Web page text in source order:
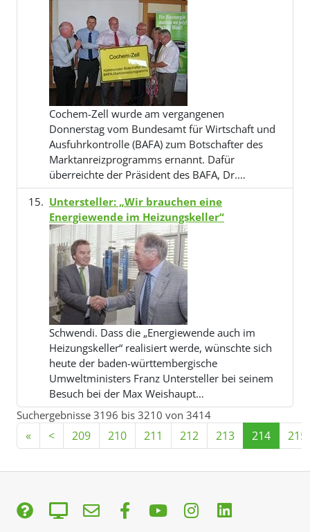
Cochem-Zell wurde am vergangenen
Donnerstag vom Bundesamt für Wirtschaft und
Ausfuhrkontrolle (BAFA) zum Botschafter des
Marktanreizprogramms ernannt. Dafür
überreichte der Präsident des BAFA, Dr.…
Untersteller: „Wir brauchen eine
Energiewende im Heizungskeller“
Schwendi. Dass die „Energiewende auch im
Heizungskeller“ realisiert werde, wünschte sich
heute der baden-württembergische
Umweltministers Franz Untersteller bei seinem
Besuch bei der Max Weishaupt…
Suchergebnisse 3196 bis 3210 von 3414
« < 209 210 211 212 213 214 215